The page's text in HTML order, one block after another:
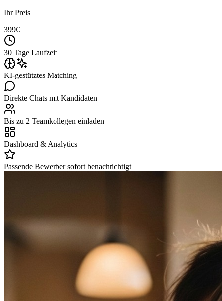
Ihr Preis
399€
30 Tage Laufzeit
KI-gestütztes Matching
Direkte Chats mit Kandidaten
Bis zu 2 Teamkollegen einladen
Dashboard & Analytics
Passende Bewerber sofort benachrichtigt